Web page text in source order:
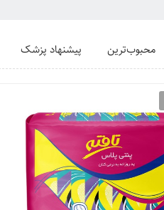
محبوب‌ترین پیشنهاد پزشک